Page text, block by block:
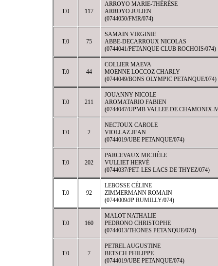
T.0 117
ARROYO MARIE-THÉRÈSE
ARROYO JULIEN
(0744050/FMR/074)
T.0 75
SAMAIN VIRGINIE
ABBE-DECARROUX NICOLAS
(0744041/PETANQUE CLUB ROCHOIS/074)
T.0 44
COLLIER MAEVA
MOENNE LOCCOZ CHARLY
(0744049/BONS OLYMPIC PETANQUE/074)
T.0 211
JOUANNY NICOLE
AROMATARIO FABIEN
(0744047/UPMB VALLEE DE CHAMONIX-
T.0 2
NECTOUX CAROLE
VIOLLAZ JEAN
(0744019/UBE PETANQUE/074)
T.0 202
PARCEVAUX MICHÈLE
VULLIET HERVÉ
(0744037/PET. LES LACS DE THYEZ/074)
T.0 92
LEBOSSE CÉLINE
ZIMMERMANN ROMAIN
(0744009/JP RUMILLY/074)
T.0 160
MALOT NATHALIE
PEDRONO CHRISTOPHE
(0744013/THONES PETANQUE/074)
T.0 7
PETREL AUGUSTINE
BETSCH PHILIPPE
(0744019/UBE PETANQUE/074)